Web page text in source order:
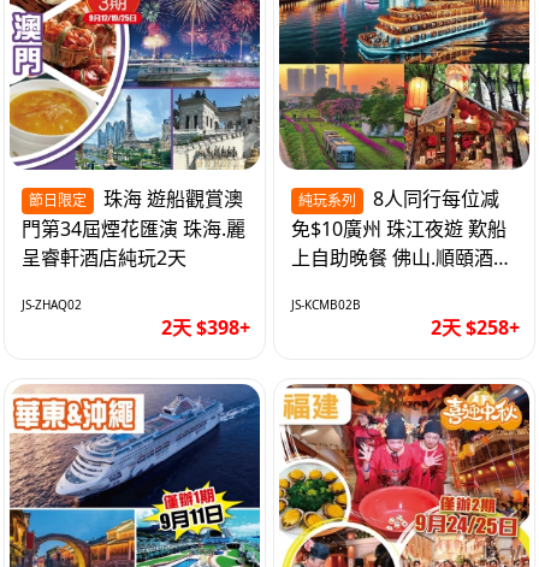
節日限定
門第34屆煙花匯演 珠海.麗
呈睿軒酒店純玩2天
JS-ZHAQ02
2天 $398+
純玩系列
免$10廣州 珠江夜遊 歎船
上自助晚餐 佛山.順頤酒店
JS-KCMB02B
2天 $258+